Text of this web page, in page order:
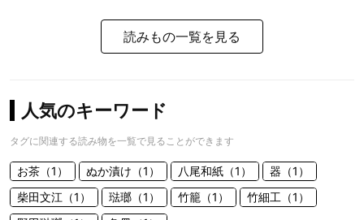
読みもの一覧を見る
人気のキーワード
タグに関連する読み物を一覧で見ることができます
お茶（1） ぬか漬け（1） 八尾和紙（1）
器（1）
柴田文江（1）
琺瑯（1） 竹籠（1）
竹細工（1）